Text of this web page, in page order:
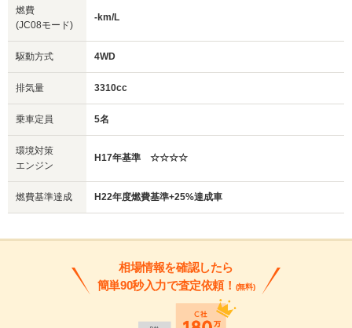
燃費
(JC08モード)
-km/L
駆動方式 4WD
排気量 3310cc
乗車定員 5名
環境対策
エンジン
H17年基準 ☆☆☆☆
燃費基準達成 H22年度燃費基準+25%達成車
相場情報を確認したら
簡単90秒入力で査定依頼！ (無料)